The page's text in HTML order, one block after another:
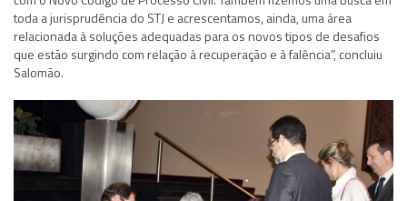
toda a jurisprudência do STJ e acrescentamos, ainda, uma área
relacionada à soluções adequadas para os novos tipos de desafios
que estão surgindo com relação à recuperação e à falência”, concluiu
Salomão.